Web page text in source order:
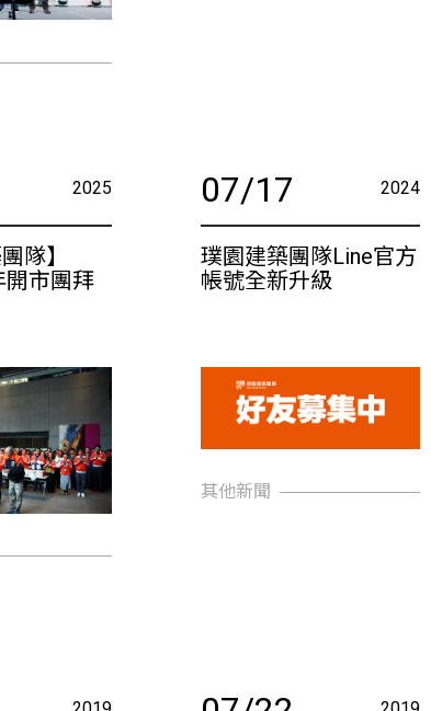
2025
隊】
開市團拜
07/17 2024
璞園建築團隊Line官方
帳號全新升級
其他新聞